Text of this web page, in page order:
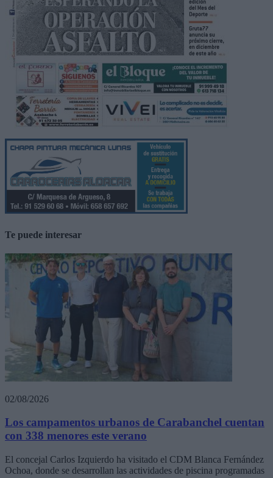
Te puede interesar
02/08/2026
Los campamentos urbanos de Carabanchel cuentan
con 338 menores este verano
El concejal Carlos Izquierdo ha visitado el CDM Blanca Fernández
Ochoa, donde se desarrollan las actividades de piscina programadas